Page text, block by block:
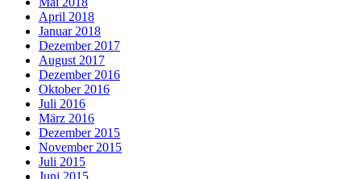
April 2018
Januar 2018
Dezember 2017
August 2017
Dezember 2016
Oktober 2016
Juli 2016
März 2016
Dezember 2015
November 2015
Juli 2015
Juni 2015